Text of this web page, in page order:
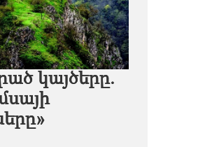
կայծերը.